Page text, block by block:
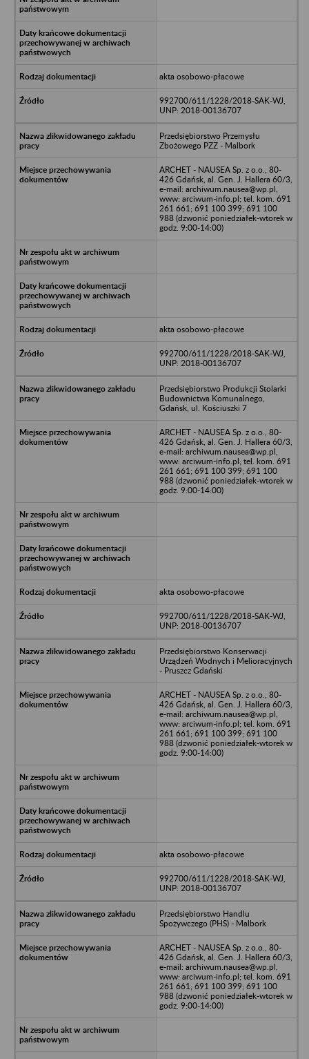
akta osobowo-płacowe
992700/611/1228/2018-SAK-WJ,
UNP: 2018-00136707
Przedsiębiorstwo Przemysłu
Zbożowego PZZ - Malbork
ARCHET - NAUSEA Sp. z o.o., 80-
426 Gdańsk, al. Gen. J. Hallera 60/3,
e-mail: archiwum.nausea@wp.pl,
www: arciwum-info.pl; tel. kom. 691
261 661; 691 100 399; 691 100
988 (dzwonić poniedziałek-wtorek w
godz. 9:00-14:00)
akta osobowo-płacowe
992700/611/1228/2018-SAK-WJ,
UNP: 2018-00136707
Przedsiębiorstwo Produkcji Stolarki
Budownictwa Komunalnego,
Gdańsk, ul. Kościuszki 7
ARCHET - NAUSEA Sp. z o.o., 80-
426 Gdańsk, al. Gen. J. Hallera 60/3,
e-mail: archiwum.nausea@wp.pl,
www: arciwum-info.pl; tel. kom. 691
261 661; 691 100 399; 691 100
988 (dzwonić poniedziałek-wtorek w
godz. 9:00-14:00)
akta osobowo-płacowe
992700/611/1228/2018-SAK-WJ,
UNP: 2018-00136707
Przedsiębiorstwo Konserwacji
Urządzeń Wodnych i Melioracyjnych
- Pruszcz Gdański
ARCHET - NAUSEA Sp. z o.o., 80-
426 Gdańsk, al. Gen. J. Hallera 60/3,
e-mail: archiwum.nausea@wp.pl,
www: arciwum-info.pl; tel. kom. 691
261 661; 691 100 399; 691 100
988 (dzwonić poniedziałek-wtorek w
godz. 9:00-14:00)
akta osobowo-płacowe
992700/611/1228/2018-SAK-WJ,
UNP: 2018-00136707
Przedsiębiorstwo Handlu
Spożywczego (PHS) - Malbork
ARCHET - NAUSEA Sp. z o.o., 80-
426 Gdańsk, al. Gen. J. Hallera 60/3,
e-mail: archiwum.nausea@wp.pl,
www: arciwum-info.pl; tel. kom. 691
261 661; 691 100 399; 691 100
988 (dzwonić poniedziałek-wtorek w
godz. 9:00-14:00)